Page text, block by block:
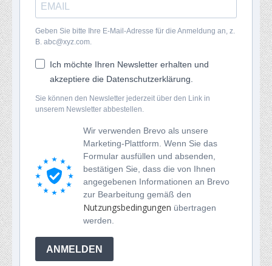
Geben Sie bitte Ihre E-Mail-Adresse für die Anmeldung an, z.
B. abc@xyz.com.
Ich möchte Ihren Newsletter erhalten und
akzeptiere die Datenschutzerklärung.
Sie können den Newsletter jederzeit über den Link in
unserem Newsletter abbestellen.
Wir verwenden Brevo als unsere
Marketing-Plattform. Wenn Sie das
Formular ausfüllen und absenden,
bestätigen Sie, dass die von Ihnen
angegebenen Informationen an Brevo
zur Bearbeitung gemäß den
Nutzungsbedingungen übertragen
werden.
ANMELDEN